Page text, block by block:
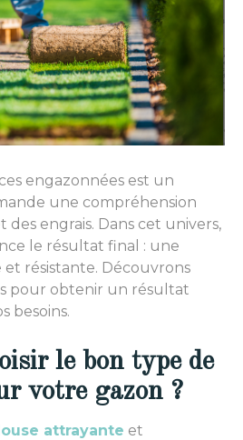
engazonnées est un
une compréhension
des engrais. Dans cet univers,
le résultat final : une
résistante. Découvrons
pour obtenir un résultat
besoins.
le bon type de
votre gazon ?
attrayante et